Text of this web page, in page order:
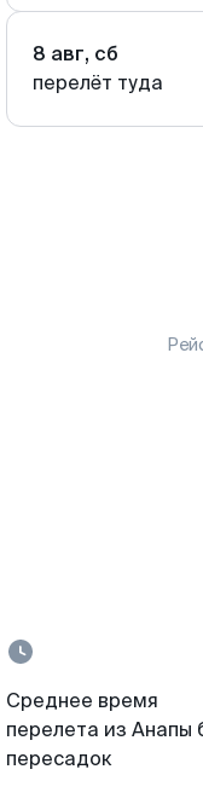
8 авг, сб
перелёт туда
Среднее время
перелета из Анапы
пересадок